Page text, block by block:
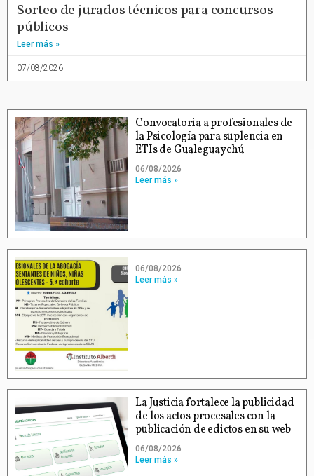
Sorteo de jurados técnicos para concursos
públicos
Leer más »
07/08/2026
Convocatoria a profesionales de
la Psicología para suplencia en
ETIs de Gualeguaychú
06/08/2026
Leer más »
06/08/2026
Leer más »
La Justicia fortalece la publicidad
de los actos procesales con la
publicación de edictos en su web
06/08/2026
Leer más »